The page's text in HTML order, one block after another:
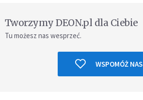
Tworzymy DEON.pl dla Ciebie
Tu możesz nas wesprzeć.
WSPOMÓŻ NAS